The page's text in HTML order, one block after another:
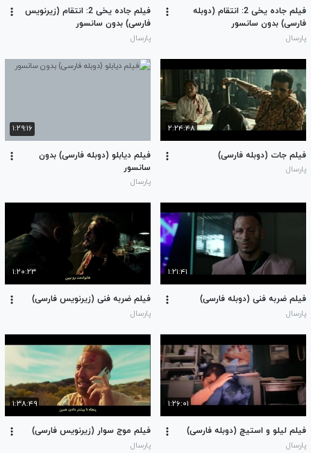
فیلم جاده یخی 2: انتقام (دوبله
فارسی) بدون سانسور
پارسال
فیلم جاده یخی 2: انتقام (زیرنویس
فارسی) بدون سانسور
پارسال
۲:۲۴:۴۸
فیلم جات (دوبله فارسی)
پارسال
۱:۲۹:۱۶
فیلم دیابلو (دوبله فارسی) بدون
سانسور
پارسال
۱:۲۱:۴۱
فیلم ضربه فنی (دوبله فارسی)
پارسال
۱:۲۰:۲۳
فیلم ضربه فنی (زیرنویس فارسی)
پارسال
۱:۲۶:۰۱
فیلم لیلو و استیچ (دوبله فارسی)
پارسال
۱:۳۸:۴۹
فیلم موج سوار (زیرنویس فارسی)
پارسال